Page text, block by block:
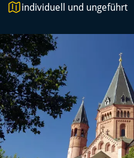
individuell und ungeführt